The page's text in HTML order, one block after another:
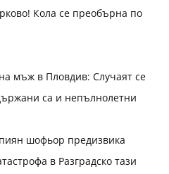
Кола се преобърна по
мъж в Пловдив: Случаят се
са и непълнолетни
шофьор предизвика
в Разградско тази